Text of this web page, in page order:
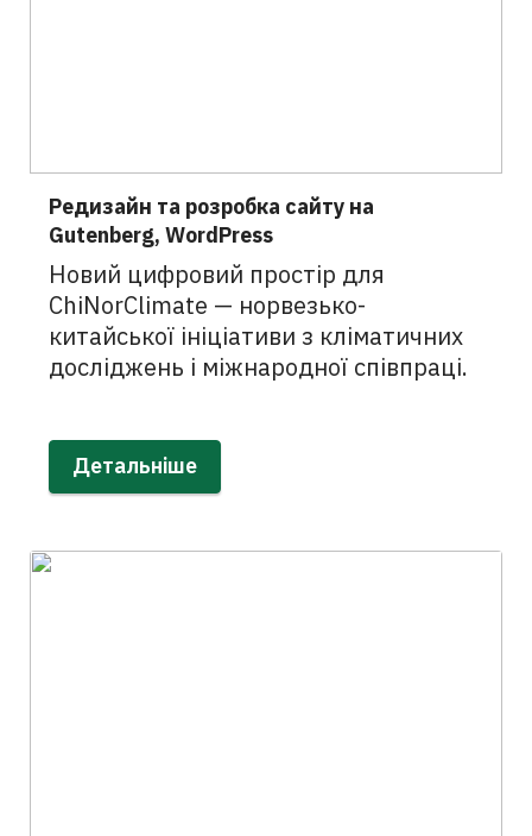
Редизайн та розробка сайту на
Gutenberg, WordPress
Новий цифровий простір для
ChiNorClimate — норвезько-
китайської ініціативи з кліматичних
досліджень і міжнародної співпраці.
Детальніше